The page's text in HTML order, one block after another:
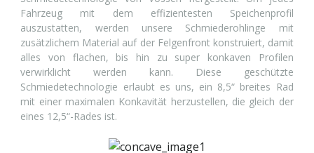
Fahrzeug mit dem effizientesten Speichenprofil
auszustatten, werden unsere Schmiederohlinge mit
zusätzlichem Material auf der Felgenfront konstruiert, damit
alles von flachen, bis hin zu super konkaven Profilen
verwirklicht werden kann. Diese geschützte
Schmiedetechnologie erlaubt es uns, ein 8,5“ breites Rad
mit einer maximalen Konkavität herzustellen, die gleich der
eines 12,5“-Rades ist.